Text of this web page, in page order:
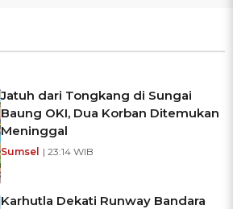
Jatuh dari Tongkang di Sungai
Baung OKI, Dua Korban Ditemukan
Meninggal
Sumsel | 23:14 WIB
Karhutla Dekati Runway Bandara